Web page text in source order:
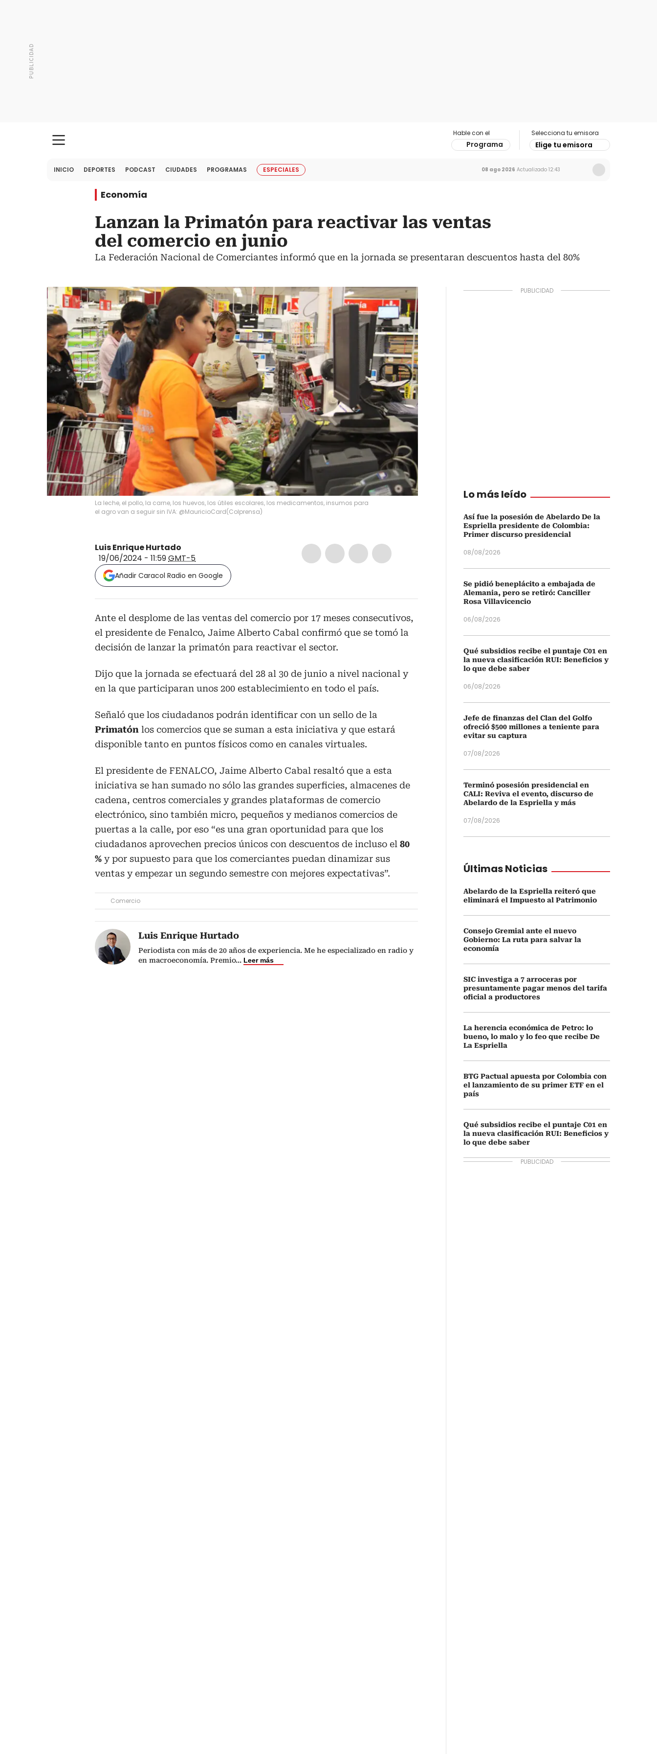
Hable con el
Programa
Selecciona tu emisora
Elige tu emisora
INICIO DEPORTES PODCAST CIUDADES PROGRAMAS ESPECIALES 08 ago 2026 Actualizado 12:43
Economía
Lanzan la Primatón para reactivar las ventas
del comercio en junio
La Federación Nacional de Comerciantes informó que en la jornada se presentaran descuentos hasta del 80%
La leche, el pollo, la carne, los huevos, los útiles escolares, los medicamentos, insumos para
el agro van a seguir sin IVA: @MauricioCard(Colprensa)
Luis Enrique Hurtado
19/06/2024 - 11:59GMT-5
Añadir Caracol Radio en Google
Ante el desplome de las ventas del comercio por 17 meses consecutivos,
el presidente de Fenalco, Jaime Alberto Cabal confirmó que se tomó la
decisión de lanzar la primatón para reactivar el sector.
Dijo que la jornada se efectuará del 28 al 30 de junio a nivel nacional y
en la que participaran unos 200 establecimiento en todo el país.
Señaló que los ciudadanos podrán identificar con un sello de la
Primatón los comercios que se suman a esta iniciativa y que estará
disponible tanto en puntos físicos como en canales virtuales.
El presidente de FENALCO, Jaime Alberto Cabal resaltó que a esta
iniciativa se han sumado no sólo las grandes superficies, almacenes de
cadena, centros comerciales y grandes plataformas de comercio
electrónico, sino también micro, pequeños y medianos comercios de
puertas a la calle, por eso “es una gran oportunidad para que los
ciudadanos aprovechen precios únicos con descuentos de incluso el 80
% y por supuesto para que los comerciantes puedan dinamizar sus
ventas y empezar un segundo semestre con mejores expectativas”.
Comercio
Luis Enrique Hurtado
Periodista con más de 20 años de experiencia. Me he especializado en radio y
en macroeconomía. Premio... Leer más
Lo más leído
Así fue la posesión de Abelardo De la
Espriella presidente de Colombia:
Primer discurso presidencial
08/08/2026
Se pidió beneplácito a embajada de
Alemania, pero se retiró: Canciller
Rosa Villavicencio
06/08/2026
Qué subsidios recibe el puntaje C01 en
la nueva clasificación RUI: Beneficios y
lo que debe saber
06/08/2026
Jefe de finanzas del Clan del Golfo
ofreció $500 millones a teniente para
evitar su captura
07/08/2026
Terminó posesión presidencial en
CALI: Reviva el evento, discurso de
Abelardo de la Espriella y más
07/08/2026
Últimas Noticias
Abelardo de la Espriella reiteró que
eliminará el Impuesto al Patrimonio
Consejo Gremial ante el nuevo
Gobierno: La ruta para salvar la
economía
SIC investiga a 7 arroceras por
presuntamente pagar menos del tarifa
oficial a productores
La herencia económica de Petro: lo
bueno, lo malo y lo feo que recibe De
La Espriella
BTG Pactual apuesta por Colombia con
el lanzamiento de su primer ETF en el
país
Qué subsidios recibe el puntaje C01 en
la nueva clasificación RUI: Beneficios y
lo que debe saber